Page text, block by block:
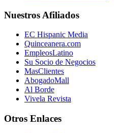
Nuestros Afiliados
EC Hispanic Media
Quinceanera.com
EmpleosLatino
Su Socio de Negocios
MasClientes
AbogadoMall
Al Borde
Vivela Revista
Otros Enlaces